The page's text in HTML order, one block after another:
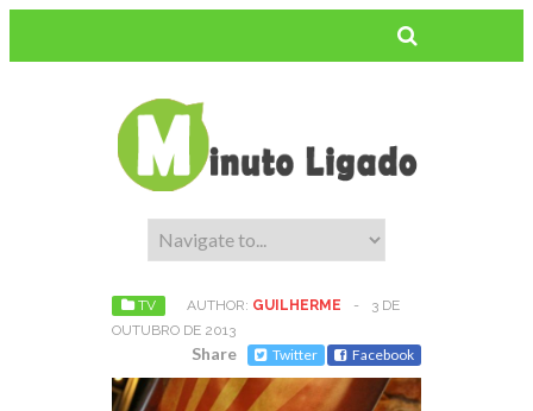
TV AUTHOR: GUILHERME -
3 DE
OUTUBRO DE 2013
Share Twitter Facebook